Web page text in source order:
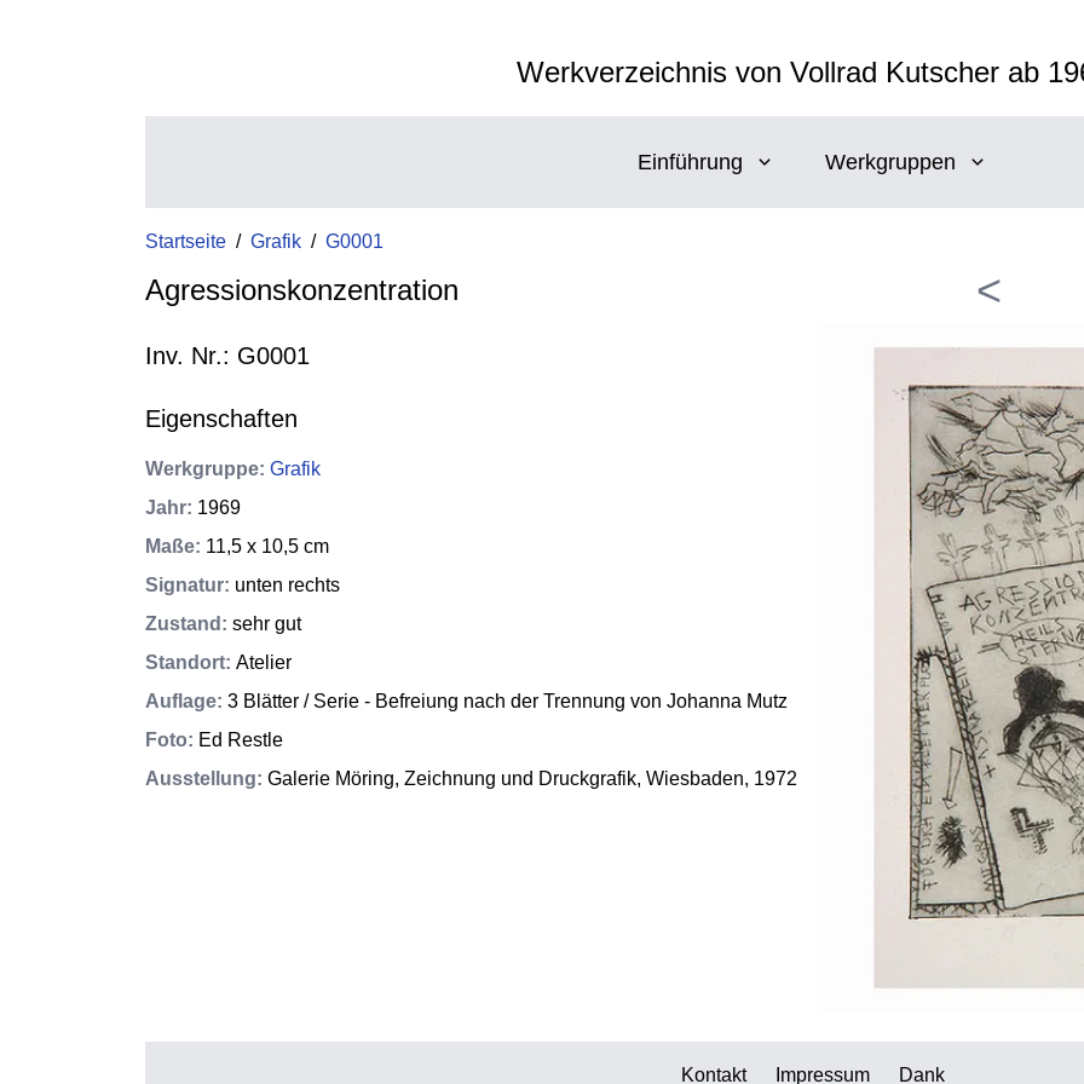
Werkverzeichnis von Vollrad Kutscher ab
Einführung Werkgruppen
Startseite / Grafik / G0001
Agressionskonzentration
Inv. Nr.: G0001
Eigenschaften
Werkgruppe: Grafik
Jahr: 1969
Maße: 11,5 x 10,5 cm
Signatur: unten rechts
Zustand : sehr gut
Standort: Atelier
Auflage: 3 Blätter / Serie - Befreiung nach der Trennung von Johanna Mutz
Foto: Ed Restle
Ausstellung: Galerie Möring, Zeichnung und Druckgrafik, Wiesbaden, 1972
<
Kontakt Impressum Dank